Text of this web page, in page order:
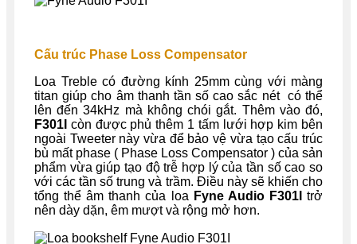
Cấu trúc Phase Loss Compensator
Loa Treble có đường kính 25mm cùng với màng
titan giúp cho âm thanh tần số cao sắc nét có thể
lên đến 34kHz mà không chói gắt. Thêm vào đó,
F301I còn được phủ thêm 1 tấm lưới hợp kim bên
ngoài Tweeter này vừa để bảo vệ vừa tạo cấu trúc
bù mất phase ( Phase Loss Compensator ) của sản
phẩm vừa giúp tạo độ trễ hợp lý của tần số cao so
với các tần số trung và trầm. Điều này sẽ khiến cho
tổng thể âm thanh của loa Fyne Audio F301I trở
nên dày dặn, êm mượt và rộng mở hơn.